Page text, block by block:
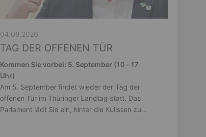
04.08.2026
TAG DER OFFENEN TÜR
Kommen Sie vorbei: 5. September (10 - 17
Uhr)
Am 5. September findet wieder der Tag der
offenen Tür im Thüringer Landtag statt. Das
Parlament lädt Sie ein, hinter die Kulissen zu